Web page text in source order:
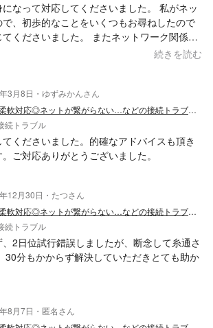
なって対応してくださいました。 私がネッ
で、初歩的なことをいくつもお尋ねしたので
くださいました。 またネットワーク関係で
続きを読む
3月8日・ゆずみかんさん
長野県発◎地域密着・柔軟対応◎ネットが繋がらない…などの接続トラブルを解消！
続トラブル
くださいました。的確なアドバイスも頂き
ご対応ありがとうございました。
12月30日・たつさん
長野県発◎地域密着・柔軟対応◎ネットが繋がらない…などの接続トラブルを解消！
続トラブル
2日位試行錯誤しましたが、断念して糸通さ
30分もかからず解決していただきとても助か
8月7日・匿名さん